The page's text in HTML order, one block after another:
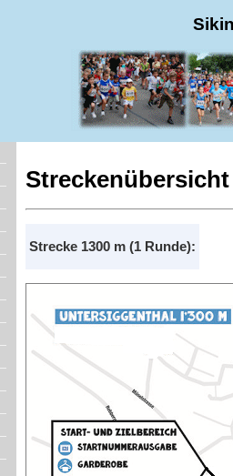
Streckenübersicht
Strecke 1300 m (1 Runde):